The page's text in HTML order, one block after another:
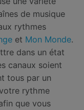
de musique
rythmes
et Mon Monde.
dans un état
canaux soient
tous par un
rythme
que vous